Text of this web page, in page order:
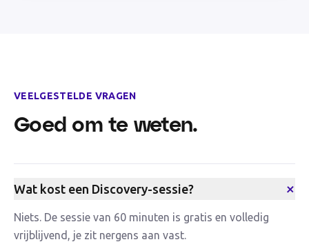
VEELGESTELDE VRAGEN
Goed om te weten.
Wat kost een Discovery-sessie? +
Niets. De sessie van 60 minuten is gratis en volledig
vrijblijvend, je zit nergens aan vast.